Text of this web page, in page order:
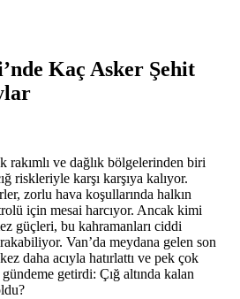
Kaç Asker Şehit
rakımlı ve dağlık bölgelerinden biri
riskleriyle karşı karşıya kalıyor.
zorlu hava koşullarında halkın
için mesai harcıyor. Ancak kimi
güçleri, bu kahramanları ciddi
Van’da meydana gelen son
daha acıyla hatırlattı ve pek çok
getirdi: Çığ altında kalan